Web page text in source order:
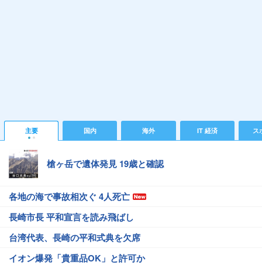
主要 国内 海外 IT 経済 ス
槍ヶ岳で遺体発見 19歳と確認
各地の海で事故相次ぐ 4人死亡
長崎市長 平和宣言を読み飛ばし
台湾代表、長崎の平和式典を欠席
イオン爆発「貴重品OK」と許可か